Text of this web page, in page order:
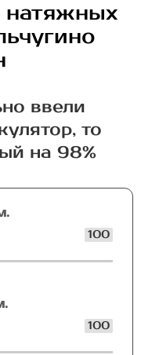
натяжных
ввели
то
на 98%
100
100